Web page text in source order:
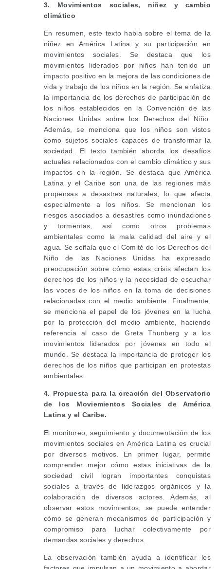
3. Movimientos sociales, niñez y cambio
climático
En resumen, este texto habla sobre el tema de la
niñez en América Latina y su participación en
movimientos sociales. Se destaca que los
movimientos liderados por niños han tenido un
impacto positivo en la mejora de las condiciones de
vida y trabajo de los niños en la región. Se enfatiza
la importancia de los derechos de participación de
los niños establecidos en la Convención de las
Naciones Unidas sobre los Derechos del Niño.
Además, se menciona que los niños son vistos
como sujetos sociales capaces de transformar la
sociedad. El texto también aborda los desafíos
actuales relacionados con el cambio climático y sus
impactos en la región. Se destaca que América
Latina y el Caribe son una de las regiones más
propensas a desastres naturales, lo que afecta
especialmente a los niños. Se mencionan los
riesgos asociados a desastres como inundaciones
y tormentas, así como otros problemas
ambientales como la mala calidad del aire y el
agua. Se señala que el Comité de los Derechos del
Niño de las Naciones Unidas ha expresado
preocupación sobre cómo estas crisis afectan los
derechos de los niños y la necesidad de escuchar
las voces de los niños en la toma de decisiones
relacionadas con el medio ambiente. Finalmente,
se menciona el papel de los jóvenes en la lucha
por la protección del medio ambiente, haciendo
referencia al caso de Greta Thunberg y a los
movimientos liderados por jóvenes en todo el
mundo. Se destaca la importancia de proteger los
derechos de los niños que participan en protestas
ambientales.
4. Propuesta para la creación del Observatorio
de los Moviemientos Sociales de América
Latina y el Caribe.
El monitoreo, seguimiento y documentación de los
movimientos sociales en América Latina es crucial
por diversos motivos. En primer lugar, permite
comprender mejor cómo estas iniciativas de la
sociedad civil logran importantes conquistas
sociales a través de liderazgos orgánicos y la
colaboración de diversos actores. Además, al
observar estos movimientos, se puede entender
cómo se generan mecanismos de participación y
compromiso para luchar colectivamente por
demandas sociales y derechos.
La observación también ayuda a identificar los